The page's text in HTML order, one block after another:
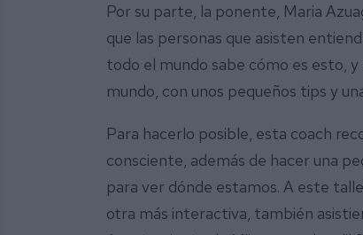
Por su parte, la ponente, Maria
que las personas que asisten
todo el mundo sabe cómo es esto,
mundo, con unos pequeños tips y
Para hacerlo posible, esta coach
consciente, además de hacer una
para ver dónde estamos. A este
otra más interactiva, también